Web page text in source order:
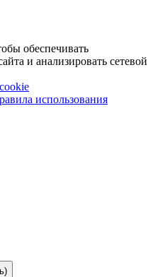
обеспечивать
и анализировать сетевой
использования